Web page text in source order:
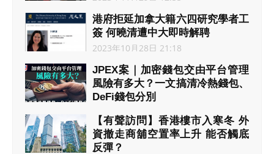
港府拒延加拿大籍六四研究學者工
簽 何曉清遭中大即時解聘
2023年10月28日 21:18
JPEX案｜加密錢包交由平台管理
風險有多大？一文搞清冷熱錢包、
DeFi錢包分別
2023年09月20日 07:04
【有聲訪問】香港樓市入寒冬 外
資撤走商舖空置率上升 能否觸底
反彈？